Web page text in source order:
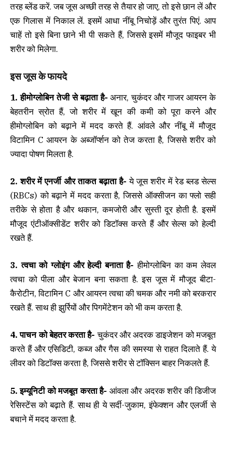
तरह ब्लेंड करें. जब जूस अच्छी तरह से तैयार हो जाए, तो इसे छान लें और
एक गिलास में निकाल लें. इसमें आधा नींबू निचोड़ें और तुरंत पिएं. आप
चाहें तो इसे बिना छाने भी पी सकते हैं, जिससे इसमें मौजूद फाइबर भी
शरीर को मिलेगा.
इस जूस के फायदे
1. हीमोग्लोबिन तेजी से बढ़ाता है- अनार, चुकंदर और गाजर आयरन के
बेहतरीन स्रोत हैं, जो शरीर में खून की कमी को पूरा करने और
हीमोग्लोबिन को बढ़ाने में मदद करते हैं. आंवले और नींबू में मौजूद
विटामिन C आयरन के अब्जॉर्प्शन को तेज करता है, जिससे शरीर को
ज्यादा पोषण मिलता है.
2. शरीर में एनर्जी और ताकत बढ़ाता है- ये जूस शरीर में रेड ब्लड सेल्स
(RBCs) को बढ़ाने में मदद करता है, जिससे ऑक्सीजन का फ्लो सही
तरीके से होता है और थकान, कमजोरी और सुस्ती दूर होती है. इसमें
मौजूद एंटीऑक्सीडेंट शरीर को डिटॉक्स करते हैं और सेल्स को हेल्दी
रखते हैं.
3. त्वचा को ग्लोइंग और हेल्दी बनाता है- हीमोग्लोबिन का कम लेवल
त्वचा को पीला और बेजान बना सकता है. इस जूस में मौजूद बीटा-
कैरोटीन, विटामिन C और आयरन त्वचा की चमक और नमी को बरकरार
रखते हैं. साथ ही झुर्रियों और पिगमेंटेशन को भी कम करता है.
4. पाचन को बेहतर करता है- चुकंदर और अदरक डाइजेशन को मजबूत
करते हैं और एसिडिटी, कब्ज और गैस की समस्या से राहत दिलाते हैं. ये
लीवर को डिटॉक्स करता है, जिससे शरीर से टॉक्सिन बाहर निकलते हैं.
5. इम्यूनिटी को मजबूत करता है- आंवला और अदरक शरीर की डिजीज
रेसिस्टेंस को बढ़ाते हैं. साथ ही ये सर्दी-जुकाम, इंफेक्शन और एलर्जी से
बचाने में मदद करता है.